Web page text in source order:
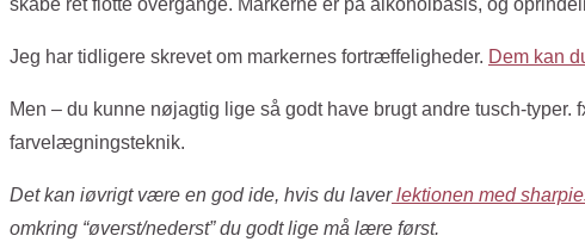
skabe ret flotte overgange. Markerne er på alkoholbasis, og
Jeg har tidligere skrevet om markernes fortræffeligheder. Dem kan
Men – du kunne nøjagtig lige så godt have brugt andre tusch-
farvelægningsteknik.
Det kan iøvrigt være en god ide, hvis du laverlektionen med
omkring “øverst/nederst” du godt lige må lære først.